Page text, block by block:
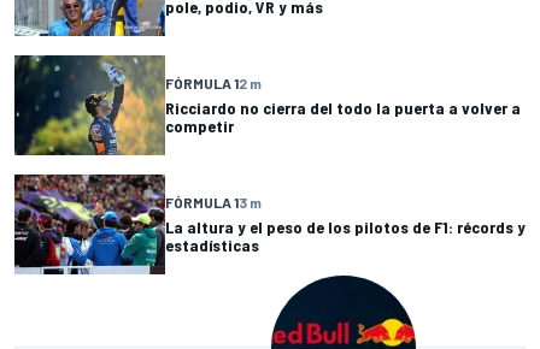
pole, podio, VR y más
FÓRMULA 12 m
Ricciardo no cierra del todo la puerta a volver a
competir
FÓRMULA 13 m
La altura y el peso de los pilotos de F1: récords y
estadísticas